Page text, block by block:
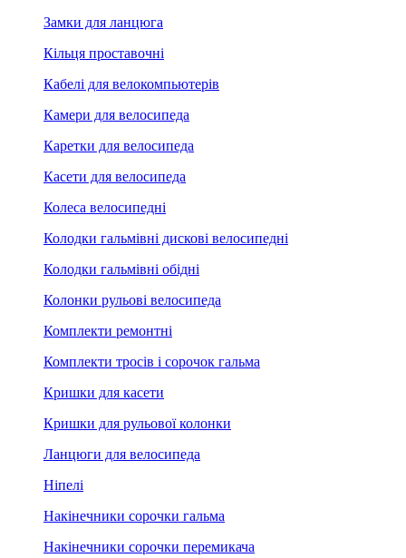
Замки для ланцюга
Кільця проставочні
Кабелі для велокомпьютерів
Камери для велосипеда
Каретки для велосипеда
Касети для велосипеда
Колеса велосипедні
Колодки гальмівні дискові велосипедні
Колодки гальмівні обідні
Колонки рульові велосипеда
Комплекти ремонтні
Комплекти тросів і сорочок гальма
Кришки для касети
Кришки для рульової колонки
Ланцюги для велосипеда
Ніпелі
Накінечники сорочки гальма
Накінечники сорочки перемикача